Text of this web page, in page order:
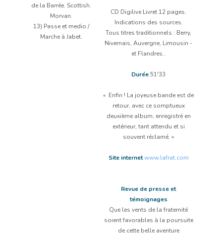
de la Barrée. Scottish.
Morvan.
13) Passe et medio /
Marche à Jabet.
CD Digilive Livret 12 pages.
Indications des sources.
Tous titres traditionnels : Berry,
Nivernais, Auvergne, Limousin -
et Flandres..
Durée51'33
« Enfin ! La joyeuse bande est de
retour, avec ce somptueux
deuxième album, enregistré en
extérieur, tant attendu et si
souvent réclamé. »
Site internet www.lafrat.com
Revue de presse et
témoignages
Que les vents de la fraternité
soient favorables à la poursuite
de cette belle aventure